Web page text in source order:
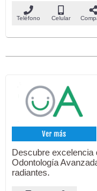
Teléfono Celular
Ver más
Descubre excelencia
Odontología
radiantes.